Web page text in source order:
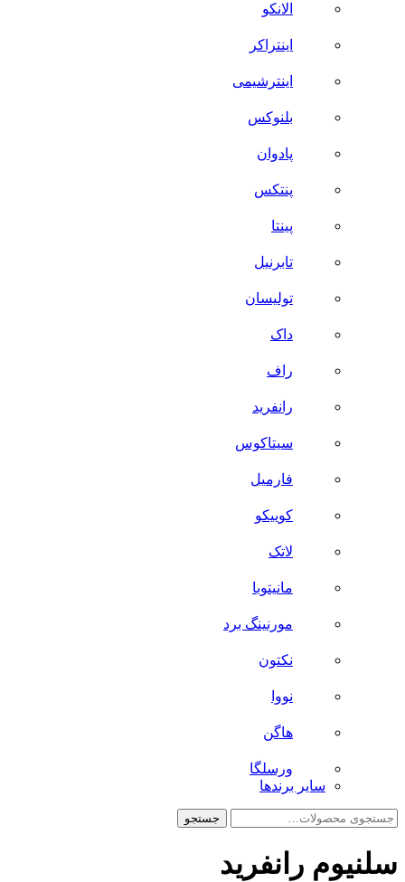
الانکو
اینتراکر
اینترشیمی
بلنوکس
پادوان
پنتکس
پینتا
تابرنیل
تولیسان
داک
راف
رانفرید
سیتاکوس
فارمیل
کوییکو
لاتک
مانیتوبا
مورنینگ برد
نکتون
نووا
هاگن
ورسلگا
سایر برند‌ها
جستجو
جستجو
سلنیوم رانفرید